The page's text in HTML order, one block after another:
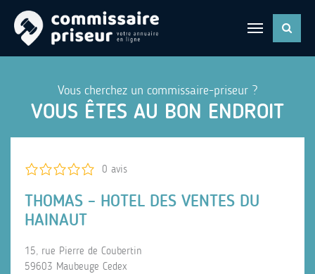
Vous cherchez un commissaire-priseur ?
VOUS ÊTES AU BON ENDROIT
0 avis
THOMAS – HOTEL DES VENTES DU
HAINAUT
15, rue Pierre de Coubertin
59603 Maubeuge Cedex